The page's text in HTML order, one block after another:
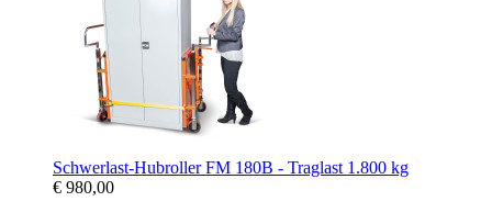
Schwerlast-Hubroller FM 180B - Traglast 1.800 kg
€ 980,00